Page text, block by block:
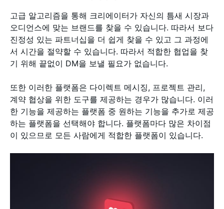
고급 알고리즘을 통해 크리에이터가 자신의 틈새 시장과
오디언스에 맞는 브랜드를 찾을 수 있습니다. 따라서 보다
진정성 있는 파트너십을 더 쉽게 찾을 수 있고 그 과정에
서 시간을 절약할 수 있습니다. 따라서 적합한 협업을 찾
기 위해 끝없이 DM을 보낼 필요가 없습니다.
또한 이러한 플랫폼은 다이렉트 메시징, 프로젝트 관리,
계약 협상을 위한 도구를 제공하는 경우가 많습니다. 이러
한 기능을 제공하는 플랫폼 중 원하는 기능을 추가로 제공
하는 플랫폼을 선택해야 합니다. 플랫폼마다 많은 차이점
이 있으므로 모든 사람에게 적합한 플랫폼이 있습니다.